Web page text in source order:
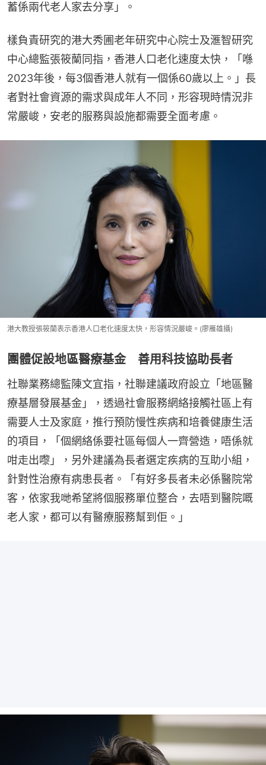
蓄係兩代老人家去分享」。
樣負責研究的港大秀圃老年研究中心院士及滙智研究
中心總監張筱蘭同指，香港人口老化速度太快，「喺
2023年後，每3個香港人就有一個係60歲以上。」長
者對社會資源的需求與成年人不同，形容現時情況非
常嚴峻，安老的服務與設施都需要全面考慮。
港大教授張筱蘭表示香港人口老化速度太快，形容情況嚴峻。(廖雁雄攝)
團體促設地區醫療基金 善用科技協助長者
社聯業務總監陳文宜指，社聯建議政府設立「地區醫
療基層發展基金」，透過社會服務網絡接觸社區上有
需要人士及家庭，推行預防慢性疾病和培養健康生活
的項目，「個網絡係要社區每個人一齊營造，唔係就
咁走出嚟」，另外建議為長者選定疾病的互助小組，
針對性治療有病患長者。「有好多長者未必係醫院常
客，依家我哋希望將個服務單位整合，去唔到醫院嘅
老人家，都可以有醫療服務幫到佢。」